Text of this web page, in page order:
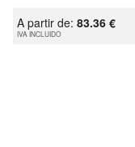
A partir de: 83.36 €
IVA INCLUIDO